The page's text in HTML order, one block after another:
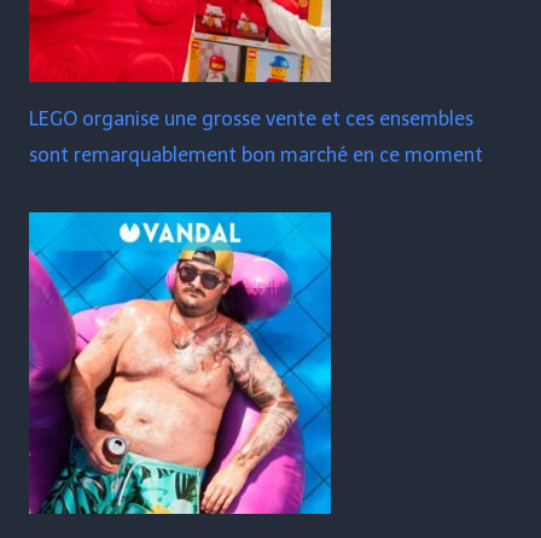
LEGO organise une grosse vente et ces ensembles
sont remarquablement bon marché en ce moment